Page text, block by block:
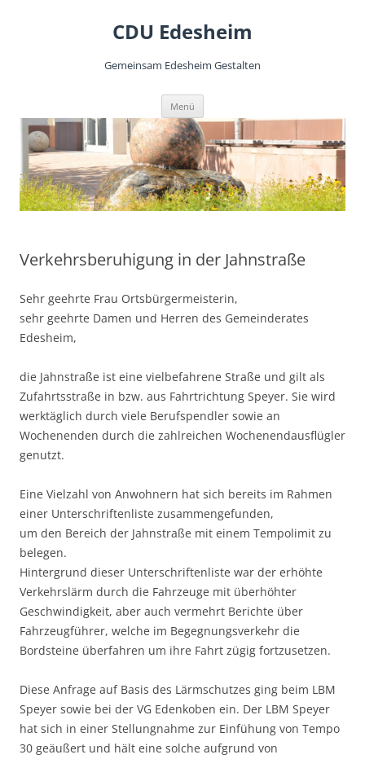
CDU Edesheim
Gemeinsam Edesheim Gestalten
Menü
springen
Verkehrsberuhigung in der Jahnstraße
Sehr geehrte Frau Ortsbürgermeisterin,
sehr geehrte Damen und Herren des Gemeinderates
Edesheim,
die Jahnstraße ist eine vielbefahrene Straße und gilt als
Zufahrtsstraße in bzw. aus Fahrtrichtung Speyer. Sie wird
werktäglich durch viele Berufspendler sowie an
Wochenenden durch die zahlreichen Wochenendausflügler
genutzt.
Eine Vielzahl von Anwohnern hat sich bereits im Rahmen
einer Unterschriftenliste zusammengefunden,
um den Bereich der Jahnstraße mit einem Tempolimit zu
belegen.
Hintergrund dieser Unterschriftenliste war der erhöhte
Verkehrslärm durch die Fahrzeuge mit überhöhter
Geschwindigkeit, aber auch vermehrt Berichte über
Fahrzeugführer, welche im Begegnungsverkehr die
Bordsteine überfahren um ihre Fahrt zügig fortzusetzen.
Diese Anfrage auf Basis des Lärmschutzes ging beim LBM
Speyer sowie bei der VG Edenkoben ein. Der LBM Speyer
hat sich in einer Stellungnahme zur Einfühung von Tempo
30 geäußert und hält eine solche aufgrund von